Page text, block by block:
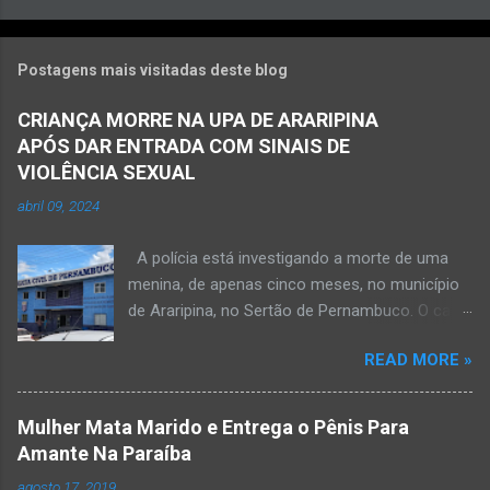
Postagens mais visitadas deste blog
CRIANÇA MORRE NA UPA DE ARARIPINA
APÓS DAR ENTRADA COM SINAIS DE
VIOLÊNCIA SEXUAL
abril 09, 2024
A polícia está investigando a morte de uma
menina, de apenas cinco meses, no município
de Araripina, no Sertão de Pernambuco. O caso
morte a esclarecer”. A PM diz que, na segunda-
feira (8), foi acionada para verificar uma
possível ocorrência de estupro de vulnerável,
na UPA da cidade, mas ao chegar ao local a
READ MORE »
Mulher Mata Marido e Entrega o Pênis Para
Amante Na Paraíba